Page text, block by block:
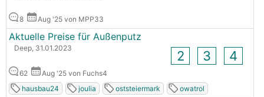
8 Aug '25 von MPP33
Aktuelle Preise für Außenputz
Deep, 31.01.2023
2 3 4
62
Aug '25 von Fuchs4
hausbau24
joulia oststeiermark owatrol